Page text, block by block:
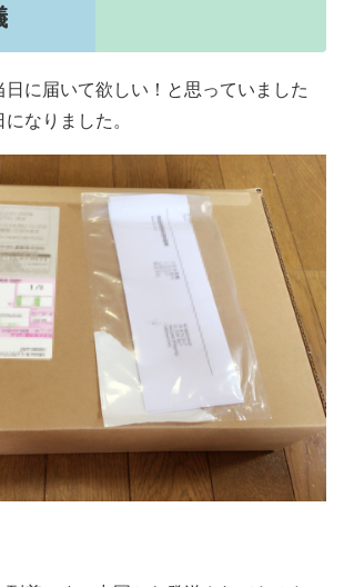
日に届いて欲しい！と思っていました
なりました。